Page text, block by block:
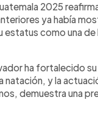
2025
ya había
como una de
ha fortalecido
natación, y la
demuestra una